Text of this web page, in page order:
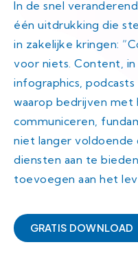
In de snel
één uitdrukking die
in zakelijke kringen:
voor niets. Content, in
infographics,
waarop bedrijven met
communiceren,
niet langer
diensten aan te
toevoegen aan het
GRATIS DOWNLOAD